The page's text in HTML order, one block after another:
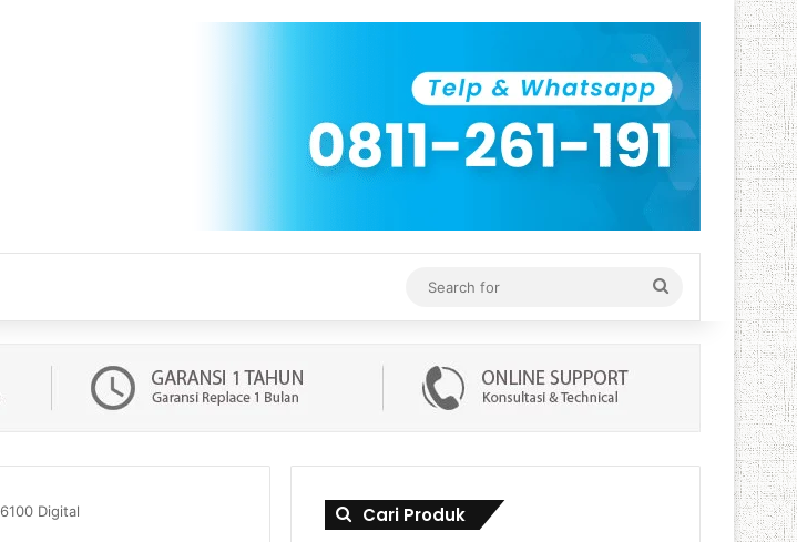
for
Digital Cari Produk